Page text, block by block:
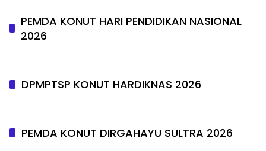
PEMDA KONUT HARI PENDIDIKAN NASIONAL
2026
DPMPTSP KONUT HARDIKNAS 2026
PEMDA KONUT DIRGAHAYU SULTRA 2026